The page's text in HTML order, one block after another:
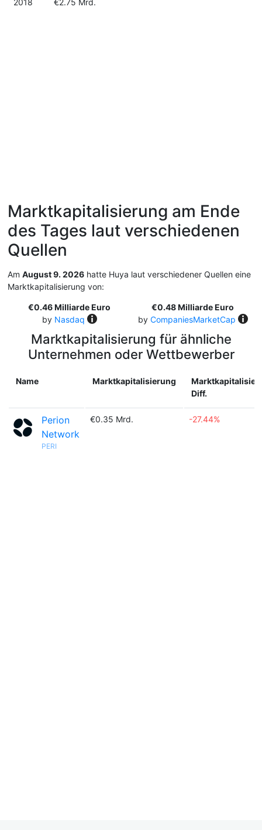
2018 €2.75 Mrd.
Marktkapitalisierung am Ende
des Tages laut verschiedenen
Quellen
Am August 9. 2026 hatte Huya laut verschiedener Quellen eine
Marktkapitalisierung von:
€0.46 Milliarde Euro
by Nasdaq
€0.48 Milliarde Euro
by CompaniesMarketCap
Marktkapitalisierung für ähnliche
Unternehmen oder Wettbewerber
Name Marktkapitalisierung
Diff.
Perion
Network
PERI
€0.35 Mrd. -27.44%